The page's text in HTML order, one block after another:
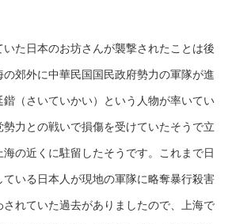
いた日本のお坊さんが襲撃されたことは後
郊外に中華民国国民政府勢力の軍隊が進
（さいていかい）という人物が率いてい
力との戦いで損傷を受けていたそうで立
の近くに駐留したそうです。これまで日
いる日本人が現地の軍隊に略奪暴行殺害
れていた過去がありましたので、上海で